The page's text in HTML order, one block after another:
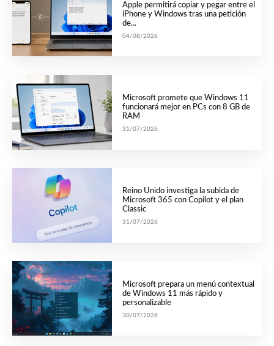
Apple permitirá copiar y pegar entre el
iPhone y Windows tras una petición
de...
04/08/2026
Microsoft promete que Windows 11
funcionará mejor en PCs con 8 GB de
RAM
31/07/2026
Reino Unido investiga la subida de
Microsoft 365 con Copilot y el plan
Classic
31/07/2026
Microsoft prepara un menú contextual
de Windows 11 más rápido y
personalizable
30/07/2026